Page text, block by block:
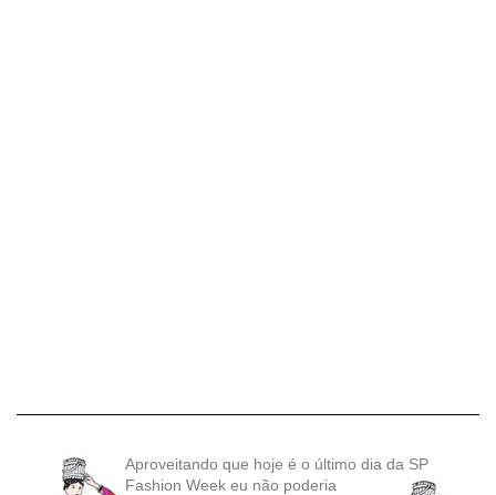
Aproveitando que hoje é o último dia da SP
Fashion Week eu não poderia